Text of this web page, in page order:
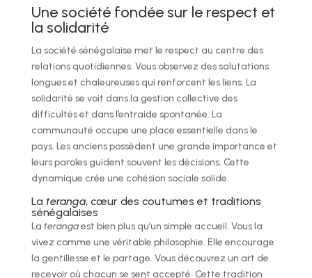
Une société fondée sur le respect et
la solidarité
La société sénégalaise met le respect au centre des
relations quotidiennes. Vous observez des salutations
longues et chaleureuses qui renforcent les liens. La
solidarité se voit dans la gestion collective des
difficultés et dans l’entraide spontanée. La
communauté occupe une place essentielle dans le
pays. Les anciens possèdent une grande importance et
leurs paroles guident souvent les décisions. Cette
dynamique crée une cohésion sociale solide.
La teranga, cœur des coutumes et traditions
sénégalaises
La terangaest bien plus qu’un simple accueil. Vous la
vivez comme une véritable philosophie. Elle encourage
la gentillesse et le partage. Vous découvrez un art de
recevoir où chacun se sent accepté. Cette tradition